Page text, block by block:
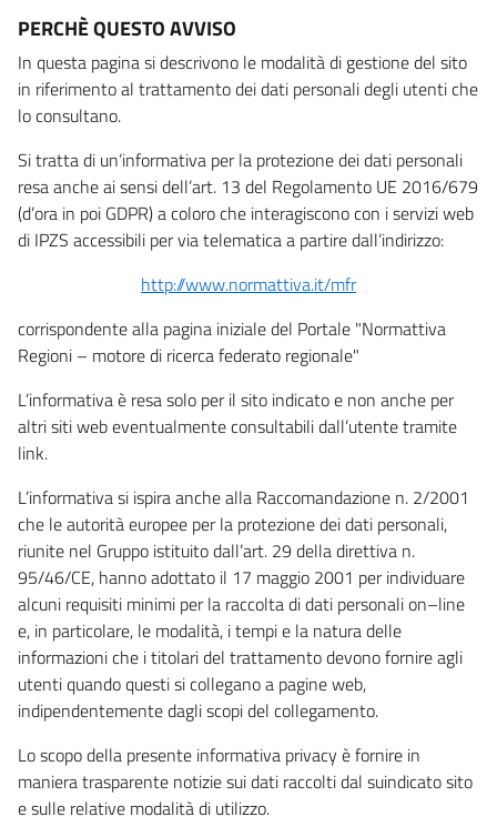
PERCHÈ QUESTO AVVISO
In questa pagina si descrivono le modalità di gestione del sito
in riferimento al trattamento dei dati personali degli utenti che
lo consultano.
Si tratta di un’informativa per la protezione dei dati personali
resa anche ai sensi dell’art. 13 del Regolamento UE 2016/679
(d’ora in poi GDPR) a coloro che interagiscono con i servizi web
di IPZS accessibili per via telematica a partire dall’indirizzo:
http://www.normattiva.it/mfr
corrispondente alla pagina iniziale del Portale "Normattiva
Regioni – motore di ricerca federato regionale"
L’informativa è resa solo per il sito indicato e non anche per
altri siti web eventualmente consultabili dall’utente tramite
link.
L’informativa si ispira anche alla Raccomandazione n. 2/2001
che le autorità europee per la protezione dei dati personali,
riunite nel Gruppo istituito dall’art. 29 della direttiva n.
95/46/CE, hanno adottato il 17 maggio 2001 per individuare
alcuni requisiti minimi per la raccolta di dati personali on–line
e, in particolare, le modalità, i tempi e la natura delle
informazioni che i titolari del trattamento devono fornire agli
utenti quando questi si collegano a pagine web,
indipendentemente dagli scopi del collegamento.
Lo scopo della presente informativa privacy è fornire in
maniera trasparente notizie sui dati raccolti dal suindicato sito
e sulle relative modalità di utilizzo.